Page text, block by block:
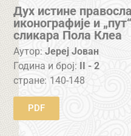
Дух истине
иконографије и
сликара Пола Клеа
Аутор: Јереј Јован
Година и број: II - 2
стране: 140-148
PDF